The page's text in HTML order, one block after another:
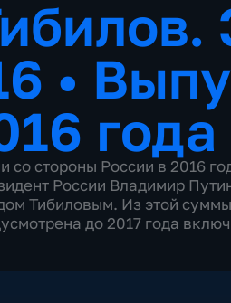
•
года
стороны России в 2016
России Владимир
Тибиловым. Из этой
до 2017 года